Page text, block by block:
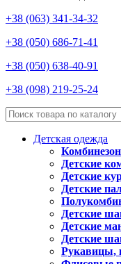
+38 (063) 341-34-32
+38 (050) 686-71-41
+38 (050) 638-40-91
+38 (098) 219-25-24
Детская одежда
Детские
Детские
Детские
Детские
Детские
Детские
Рукавицы,